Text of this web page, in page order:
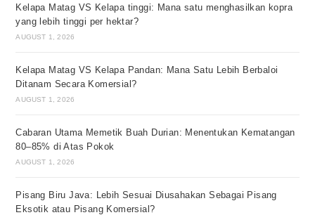
Kelapa Matag VS Kelapa tinggi: Mana satu menghasilkan kopra
yang lebih tinggi per hektar?
AUGUST 1, 2026
Kelapa Matag VS Kelapa Pandan: Mana Satu Lebih Berbaloi
Ditanam Secara Komersial?
AUGUST 1, 2026
Cabaran Utama Memetik Buah Durian: Menentukan Kematangan
80–85% di Atas Pokok
AUGUST 1, 2026
Pisang Biru Java: Lebih Sesuai Diusahakan Sebagai Pisang
Eksotik atau Pisang Komersial?